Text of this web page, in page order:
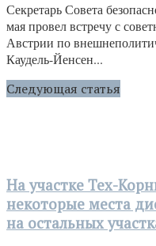
Секретарь Совета
мая провел встречу с
Австрии по
Каудель-Йенсен...
Следующая статья
На участке Тех-
некоторые места
на остальных